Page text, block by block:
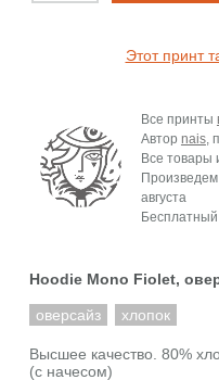
Этот принт
Все принты
Автор nais,
Все товары
августа
Hoodie Mono Fiolet,
оверсайз хлопок
Высшее качество. 80%
(с начесом)